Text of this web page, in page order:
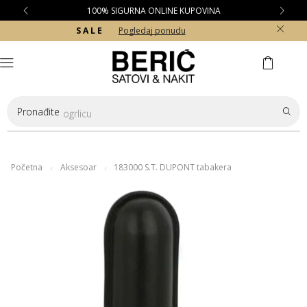
100% SIGURNA ONLINE KUPOVINA
S A L E
Pogledaj ponudu
Pronađite ogrlicu
Početna / Aksesoar / 183000 S.T. DUPONT tabakera